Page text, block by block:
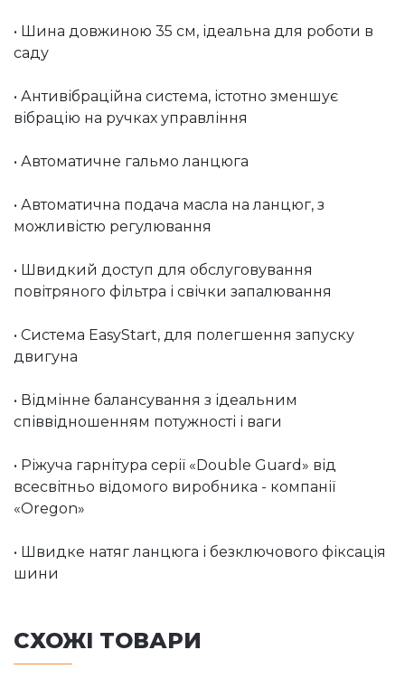
• Шина довжиною 35 см, ідеальна для роботи в
саду
• Антивібраційна система, істотно зменшує
вібрацію на ручках управління
• Автоматичне гальмо ланцюга
• Автоматична подача масла на ланцюг, з
можливістю регулювання
• Швидкий доступ для обслуговування
повітряного фільтра і свічки запалювання
• Система EasyStart, для полегшення запуску
двигуна
• Відмінне балансування з ідеальним
співвідношенням потужності і ваги
• Ріжуча гарнітура серії «Double Guard» від
всесвітньо відомого виробника - компанії
«Oregon»
• Швидке натяг ланцюга і безключового фіксація
шини
СХОЖІ ТОВАРИ